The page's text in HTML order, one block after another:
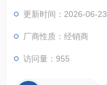
更新时间：2026-06-23
厂商性质：经销商
访问量：955